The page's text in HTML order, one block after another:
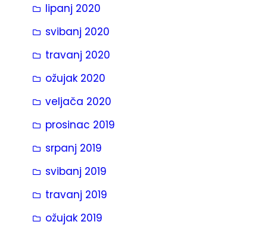
lipanj 2020
svibanj 2020
travanj 2020
ožujak 2020
veljača 2020
prosinac 2019
srpanj 2019
svibanj 2019
travanj 2019
ožujak 2019